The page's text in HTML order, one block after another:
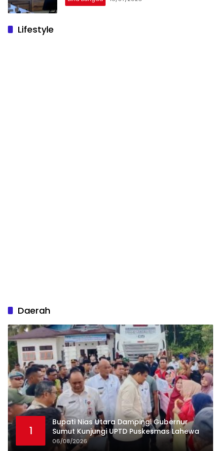
Lifestyle
Daerah
1
Bupati Nias Utara Dampingi Gubernur
Sumut Kunjungi UPTD Puskesmas Lahewa
06/08/2026